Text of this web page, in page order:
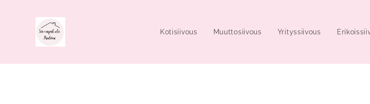
Kotisiivous Muuttosiivous Yrityssiivous